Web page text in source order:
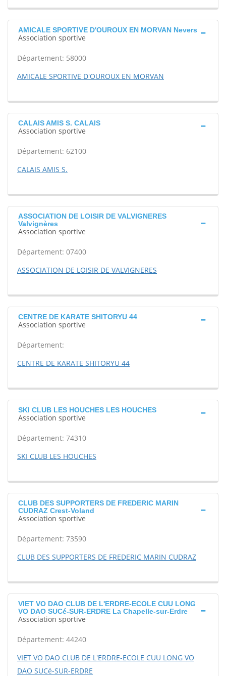
AMICALE SPORTIVE D'OUROUX EN MORVAN Nevers
Association sportive
Département: 58000
AMICALE SPORTIVE D'OUROUX EN MORVAN
CALAIS AMIS S. CALAIS
Association sportive
Département: 62100
CALAIS AMIS S.
ASSOCIATION DE LOISIR DE VALVIGNERES
Valvignères
Association sportive
Département: 07400
ASSOCIATION DE LOISIR DE VALVIGNERES
CENTRE DE KARATE SHITORYU 44
Association sportive
Département:
CENTRE DE KARATE SHITORYU 44
SKI CLUB LES HOUCHES LES HOUCHES
Association sportive
Département: 74310
SKI CLUB LES HOUCHES
CLUB DES SUPPORTERS DE FREDERIC MARIN
CUDRAZ Crest-Voland
Association sportive
Département: 73590
CLUB DES SUPPORTERS DE FREDERIC MARIN CUDRAZ
VIET VO DAO CLUB DE L'ERDRE-ECOLE CUU LONG
VO DAO SUCé-SUR-ERDRE La Chapelle-sur-Erdre
Association sportive
Département: 44240
VIET VO DAO CLUB DE L'ERDRE-ECOLE CUU LONG VO
DAO SUCé-SUR-ERDRE